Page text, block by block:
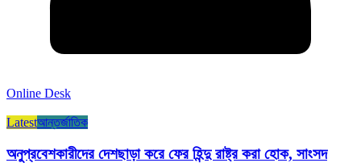
Online Desk
Latestআন্তর্জাতিক
অনুপ্রবেশকারীদের দেশছাড়া করে ফের হিন্দু রাষ্ট্র করা হোক, সাংসদ